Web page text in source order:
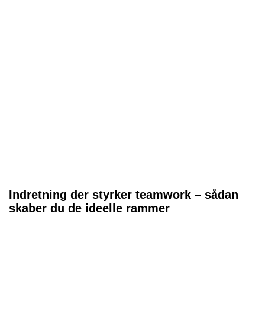
Indretning der styrker teamwork – sådan
skaber du de ideelle rammer